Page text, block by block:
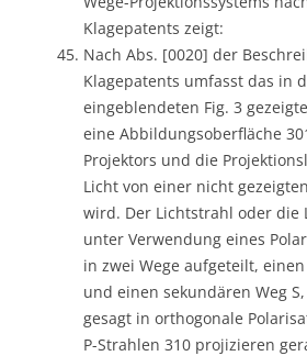
Klagepatents zeigt:
Nach Abs. [0020] der
Klagepatents umfasst das in
eingeblendeten Fig. 3
eine Abbildungsoberfläche
Projektors und die
Licht von einer nicht
wird. Der Lichtstrahl oder die
unter Verwendung eines
in zwei Wege aufgeteilt,
und einen sekundären Weg
gesagt in orthogonale
P-Strahlen 310 projizieren